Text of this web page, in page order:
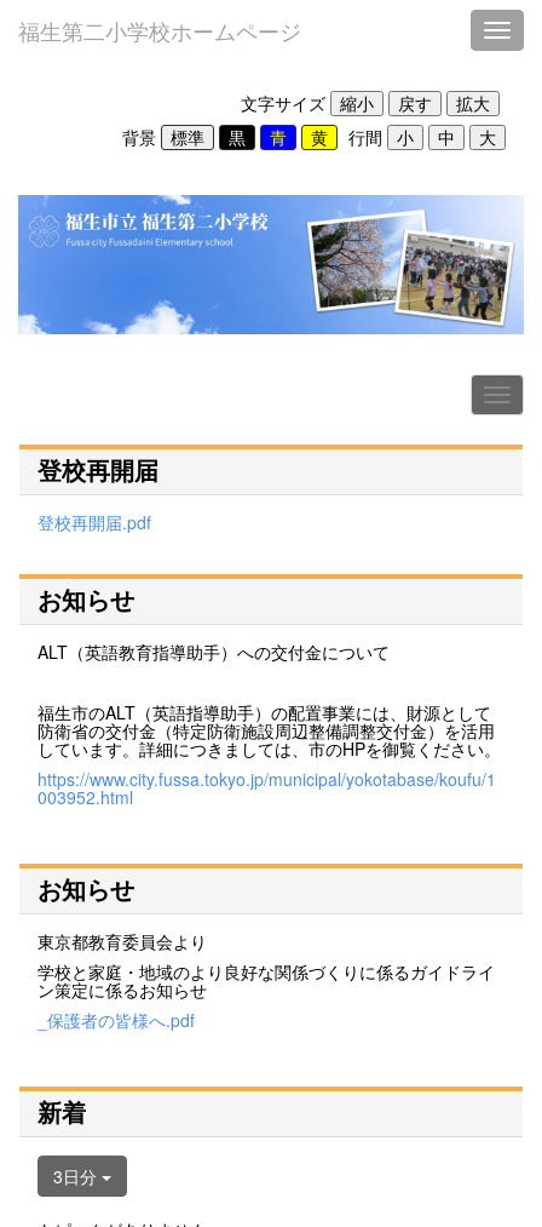
福生第二小学校ホームページ
文字サイズ
背景
行間
登校再開届
登校再開届.pdf
お知らせ
ALT（英語教育指導助手）への交付金について
福生市のALT（英語指導助手）の配置事業には、財源として
防衛省の交付金（特定防衛施設周辺整備調整交付金）を活用
しています。詳細につきましては、市のHPを御覧ください。
https://www.city.fussa.tokyo.jp/municipal/yokotabase/koufu/1
003952.html
お知らせ
東京都教育委員会より
学校と家庭・地域のより良好な関係づくりに係るガイドライ
ン策定に係るお知らせ
_保護者の皆様へ.pdf
新着
3日分